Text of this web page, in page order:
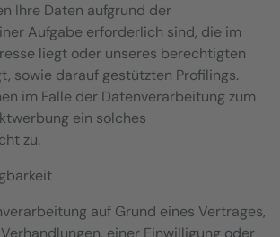
Ihre Daten aufgrund der
Aufgabe erforderlich sind, die im
liegt oder unseres berechtigten
sowie darauf gestützten Profilings.
im Falle der Datenverarbeitung zum
ein solches
zu.
auf Grund eines Vertrages,
einer Einwilligung oder